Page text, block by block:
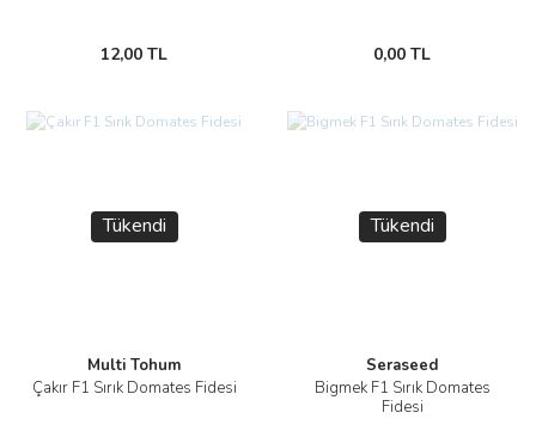
12,00 TL 0,00 TL
Tükendi
Multi Tohum
Çakır F1 Sırık Domates Fidesi
Tükendi
Seraseed
Bigmek F1 Sırık Domates
Fidesi